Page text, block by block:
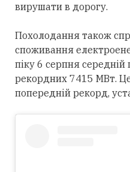
вирушати в дорогу.
Похолодання також
споживання
піку 6 серпня середній
рекордних 7415 МВт.
попередній рекорд,